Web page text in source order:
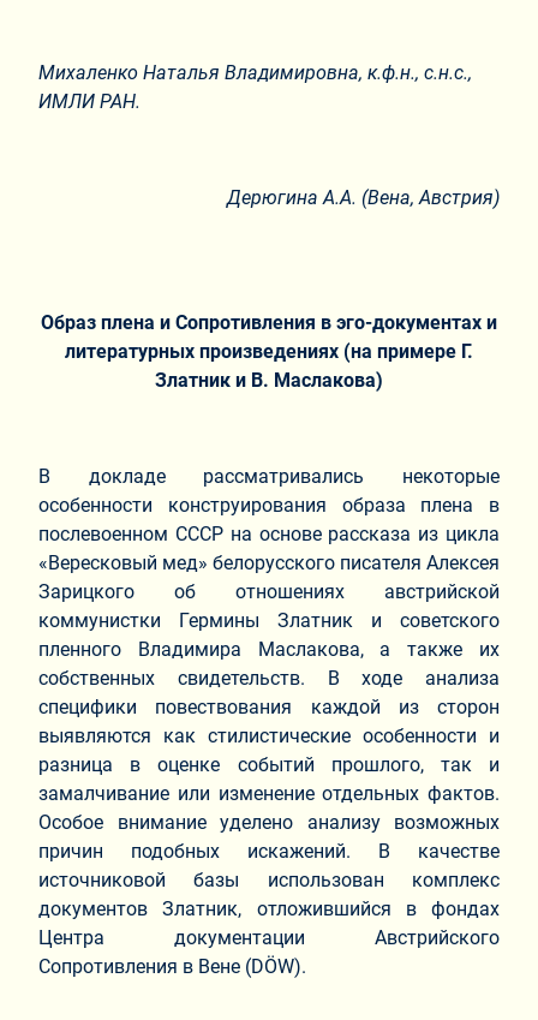
Михаленко Наталья Владимировна, к.ф.н., с.н.с.,
ИМЛИ РАН.
Дерюгина А.А. (Вена, Австрия)
Образ плена и Сопротивления в эго-документах и
литературных произведениях (на примере Г.
Златник и В. Маслакова)
В докладе рассматривались некоторые
особенности конструирования образа плена в
послевоенном СССР на основе рассказа из цикла
«Вересковый мед» белорусского писателя Алексея
Зарицкого об отношениях австрийской
коммунистки Гермины Златник и советского
пленного Владимира Маслакова, а также их
собственных свидетельств. В ходе анализа
специфики повествования каждой из сторон
выявляются как стилистические особенности и
разница в оценке событий прошлого, так и
замалчивание или изменение отдельных фактов.
Особое внимание уделено анализу возможных
причин подобных искажений. В качестве
источниковой базы использован комплекс
документов Златник, отложившийся в фондах
Центра документации Австрийского
Сопротивления в Вене (DÖW).